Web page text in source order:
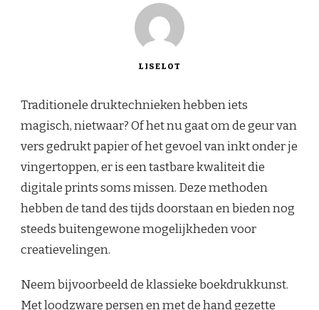
LISELOT
Traditionele druktechnieken hebben iets
magisch, nietwaar? Of het nu gaat om de geur van
vers gedrukt papier of het gevoel van inkt onder je
vingertoppen, er is een tastbare kwaliteit die
digitale prints soms missen. Deze methoden
hebben de tand des tijds doorstaan en bieden nog
steeds buitengewone mogelijkheden voor
creatievelingen.
Neem bijvoorbeeld de klassieke boekdrukkunst.
Met loodzware persen en met de hand gezette